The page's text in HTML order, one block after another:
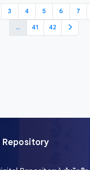
3 4 5 6 7
... 41 42